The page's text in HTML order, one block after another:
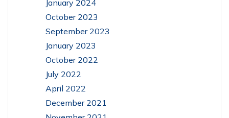
January 2024
October 2023
September 2023
January 2023
October 2022
July 2022
April 2022
December 2021